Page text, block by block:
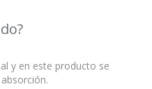
y en este producto se